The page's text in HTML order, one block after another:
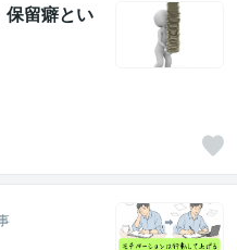
留癖とい